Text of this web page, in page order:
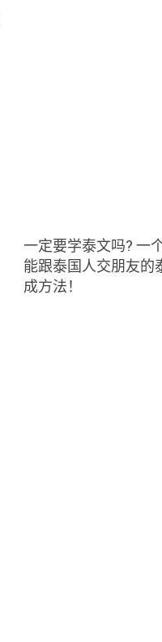
一定要学泰文吗? 一
能跟泰国人交朋友的
成方法！